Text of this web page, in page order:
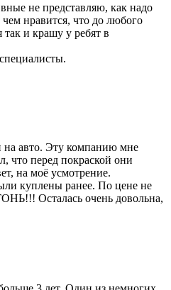
не представляю, как надо
нравится, что до любого
так и крашу у ребят в
на авто. Эту компанию мне
что перед покраской они
на моё усмотрение.
куплены ранее. По цене не
Осталась очень довольна,